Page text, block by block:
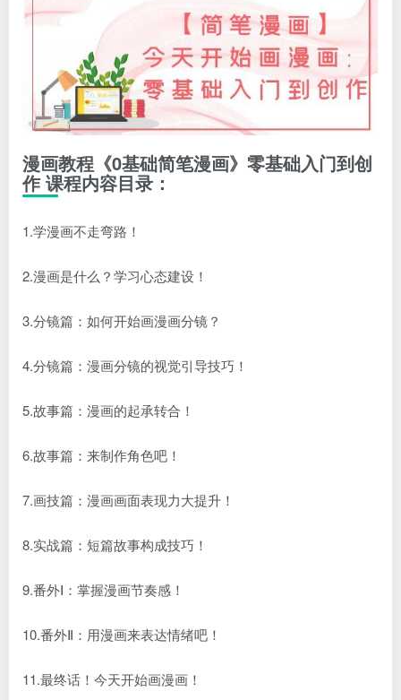
漫画教程《0基础简笔漫画》零基础入门到创
作 课程内容目录：
1.学漫画不走弯路！
2.漫画是什么？学习心态建设！
3.分镜篇：如何开始画漫画分镜？
4.分镜篇：漫画分镜的视觉引导技巧！
5.故事篇：漫画的起承转合！
6.故事篇：来制作角色吧！
7.画技篇：漫画画面表现力大提升！
8.实战篇：短篇故事构成技巧！
9.番外Ⅰ：掌握漫画节奏感！
10.番外Ⅱ：用漫画来表达情绪吧！
11.最终话！今天开始画漫画！